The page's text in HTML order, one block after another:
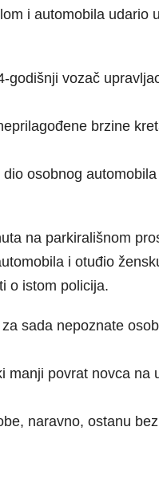
i automobila udario
vozač
brzine
osobnog
na parkirališnom
i otuđio
o istom policija.
sada nepoznate
povrat novca na
naravno, ostanu